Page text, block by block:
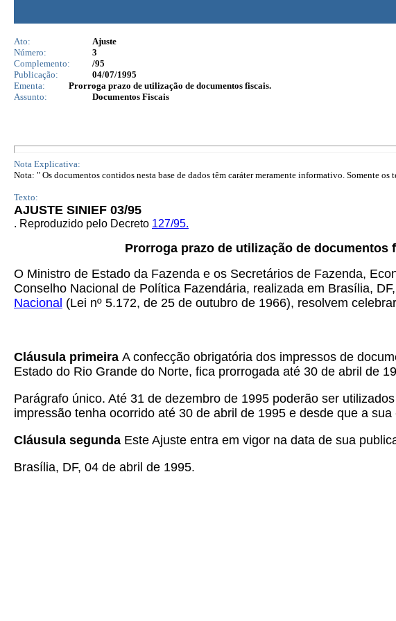
Ato:
Ajuste
Número:
3
Complemento:
/95
Publicação:
04/07/1995
Ementa:
Prorroga prazo de utilização de documentos fiscais.
Assunto:
Documentos Fiscais
Nota Explicativa:
Nota: " Os documentos contidos nesta base de dados têm caráter meramente informativo. Somente
Texto:
AJUSTE SINIEF 03/95
. Reproduzido pelo Decreto 127/95.
Prorroga prazo de utilização de documentos
O Ministro de Estado da Fazenda e os Secretários de Fazenda,
Conselho Nacional de Política Fazendária, realizada em Brasília,
Nacional (Lei nº 5.172, de 25 de outubro de 1966), resolvem
Cláusula primeira A confecção obrigatória dos impressos de
Estado do Rio Grande do Norte, fica prorrogada até 30 de abril de
Parágrafo único. Até 31 de dezembro de 1995 poderão ser
impressão tenha ocorrido até 30 de abril de 1995 e desde que a
Cláusula segunda Este Ajuste entra em vigor na data de sua
Brasília, DF, 04 de abril de 1995.